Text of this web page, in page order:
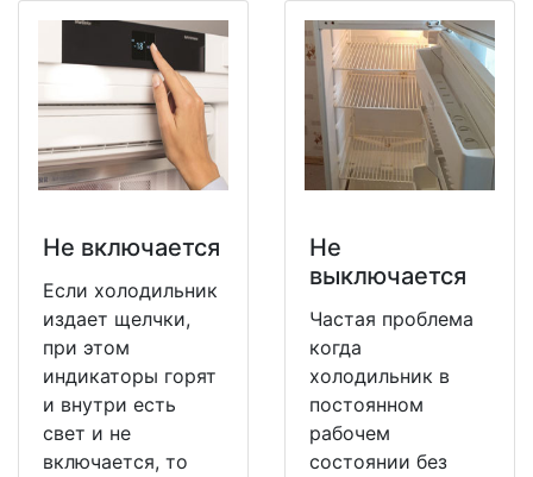
Не включается
Если холодильник
издает щелчки,
при этом
индикаторы горят
и внутри есть
свет и не
включается, то
Не
выключается
Частая проблема
когда
холодильник в
постоянном
рабочем
состоянии без